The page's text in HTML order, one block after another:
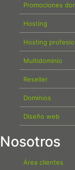
Promociones
Hosting
Hosting
Multidominio
Reseller
Dominios
Diseño web
Nosotros
Área clientes